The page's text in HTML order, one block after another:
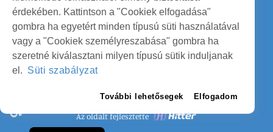
SZEMÉLYES ADATOK VÉDELME
Az oldalt fejlesztette
SZATMÁR MEGYE MEGYEI TANÁCS
érdekében. Kattintson a "Cookiek elfogadása"
gombra ha egyetért minden típusú süti használatával
vagy a "Cookiek személyreszabása" gombra ha
szeretné kiválasztani milyen típusú sütik induljanak
el. Süti szabályzat
További lehetősegek Elfogadom